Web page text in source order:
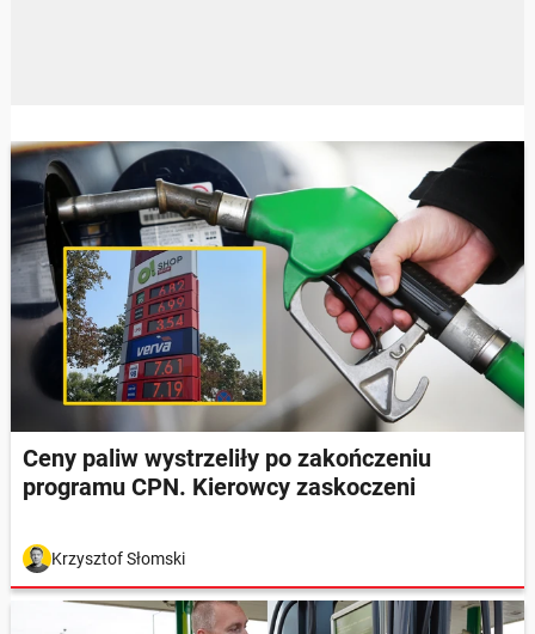
Ceny paliw wystrzeliły po zakończeniu
programu CPN. Kierowcy zaskoczeni
Krzysztof Słomski